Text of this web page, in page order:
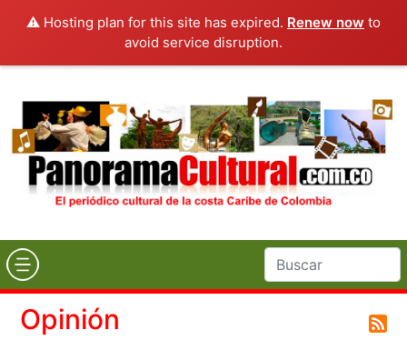
⚠️ Hosting plan for this site has expired. Renew now to
avoid service disruption.
Opinión